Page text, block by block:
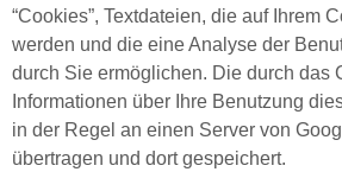
“Cookies”, Textdateien, die auf Ihrem
werden und die eine Analyse der
durch Sie ermöglichen. Die durch das
Informationen über Ihre Benutzung
in der Regel an einen Server von
übertragen und dort gespeichert.